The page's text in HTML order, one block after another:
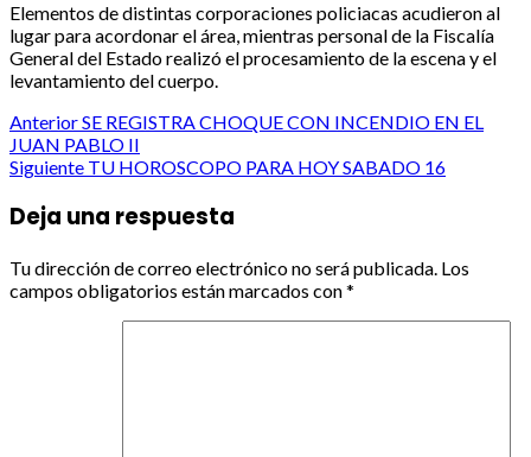
Elementos de distintas corporaciones policiacas acudieron al
lugar para acordonar el área, mientras personal de la Fiscalía
General del Estado realizó el procesamiento de la escena y el
levantamiento del cuerpo.
Post
navigation
AnteriorSE REGISTRA CHOQUE CON INCENDIO EN EL
JUAN PABLO II
Siguiente TU HOROSCOPO PARA HOY SABADO 16
Deja una respuesta
Tu dirección de correo electrónico no será publicada. Los
campos obligatorios están marcados con*